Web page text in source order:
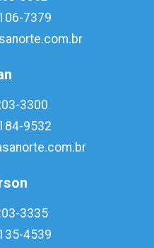
7379
3300
9532
3335
4539